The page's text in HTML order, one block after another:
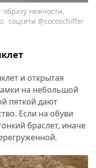
нежности.
соцсети @cocoschiffer
и открытая
на небольшой
пяткой дают
Если на обуви
браслет, иначе